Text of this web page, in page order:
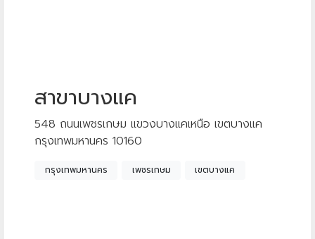
สาขาบางแค
548 ถนนเพชรเกษม แขวงบางแคเหนือ เขตบางแค
กรุงเทพมหานคร 10160
กรุงเทพมหานคร เพชรเกษม เขตบางแค